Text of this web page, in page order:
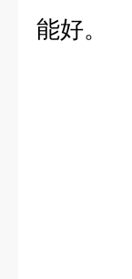
能好。